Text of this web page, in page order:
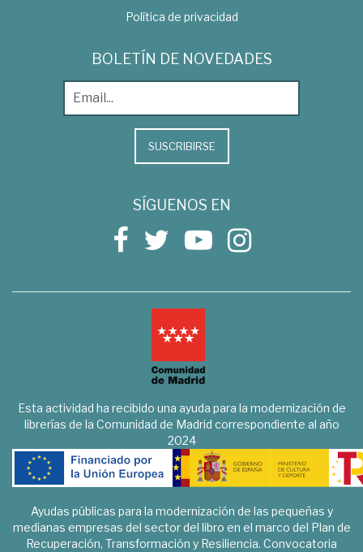
Política de privacidad
BOLETÍN DE NOVEDADES
SUSCRIBIRSE
SÍGUENOS EN
Esta actividad ha recibido una ayuda para la modernización de
librerías de la Comunidad de Madrid correspondiente al año
2024
Ayudas públicas para la modernización de las pequeñas y
medianas empresas del sector del libro en el marco del Plan de
Recuperación, Transformación y Resiliencia. Convocatoria